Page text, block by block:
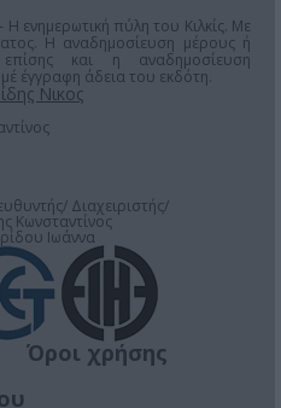
ενημερωτική πύλη του Κιλκίς. Με
Η αναδημοσίευση μέρους ή
και η αναδημοσίευση
έγγραφη άδεια του εκδότη.
Νικος
Διαχειριστής/
Κωνσταντίνος
Ιωάννα
Όροι χρήσης